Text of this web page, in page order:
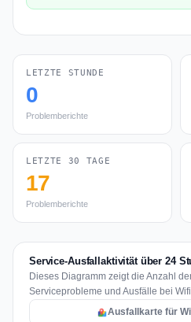
LETZTE STUNDE
0
Problemberichte
LETZTE 30 TAGE
17
Problemberichte
Service-Ausfallaktivität über 24
Dieses Diagramm zeigt die Anzahl
Serviceprobleme und Ausfälle bei
Ausfallkarte für